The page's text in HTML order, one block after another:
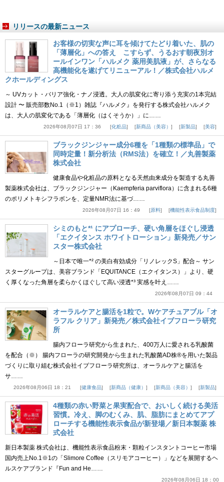
リリースの最新ニュース
お客様の切実な声に耳を傾けてたどり着いた、肌の
「薄層化」への答え こすらず、うるおす朝夜別オ
ールインワン「ハルメク 薬用美肌液」が、さらなる
高機能化を遂げてリニューアル！／株式会社ハルメ
クホールディングス
～ UVカット・バリア強化・ナノ浸透。大人の肌変化に寄り添う充実の1本完結
設計 〜 販売部数No.1（※1）雑誌『ハルメク』を発行する株式会社ハルメク
は、大人の肌変化である「薄層化（はくそうか）」に……
2026年08月07日 17：36 化粧品 新商品（美容） 新製品 美容
ブラックジンジャー成分6種を「1種類の標準品」で
同時定量！新分析法（RMS法）を確立！／丸善製薬
株式会社
健康食品や化粧品の原料となる天然由来成分を製造する丸善
製薬株式会社は、ブラックジンジャー（Kaempferia parviflora）に含まれる6種
のポリメトキシフラボンを、定量NMR法に基づ……
2026年08月07日 16：49 原料 機能性表示食品制度
シミのもと*¹ にアプローチ、硬い角層をほぐし浸透
「エクイタンス ホワイトローション」新発売／サン
スター株式会社
～日本で唯一*² の美白有効成分「リノレックS」配合～ サン
スターグループは、美容ブランド「EQUITANCE（エクイタンス）」より、硬
く厚くなった角層を柔らかくほぐして高い浸透*³ 実感を叶え……
2026年08月07日 09：44
オーラルケアと腸活を1粒で。Wケアチュアブル「オ
ラフル クリア」新発売／株式会社イブフローラ研究
所
腸内フローラ研究から生まれた、400万人に愛される乳酸菌
を配合（※） 腸内フローラの研究開発から生まれた乳酸菌AD株®を用いた製品
づくりに取り組む株式会社イブフローラ研究所は、オーラルケアと腸活を
サ……
2026年08月06日 18：21 健康食品 新商品（健康） 新商品（美容） 新製品
4種類の赤い野菜と果実配合で、おいしく続ける美活
習慣。冷え、脚のむくみ、肌、脂肪にまとめてアプ
ローチする機能性表示食品が新登場／新日本製薬 株
式会社
新日本製薬 株式会社は、機能性表示食品粉末・顆粒インスタントコーヒー市場
国内売上No.1※1の「Slimore Coffee（スリモアコーヒー）」などを展開するヘ
ルスケアブランド『Fun and He……
2026年08月06日 18：00